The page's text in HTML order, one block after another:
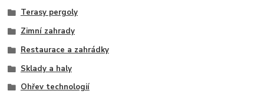
Terasy pergoly
Zimní zahrady
Restaurace a zahrádky
Sklady a haly
Ohřev technologií